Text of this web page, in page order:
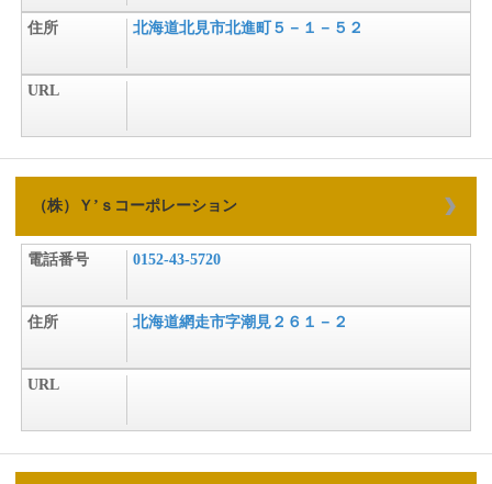
住所 北海道北見市北進町５－１－５２
URL
（株）Ｙ’ｓコーポレーション
電話番号 0152-43-5720
住所 北海道網走市字潮見２６１－２
URL